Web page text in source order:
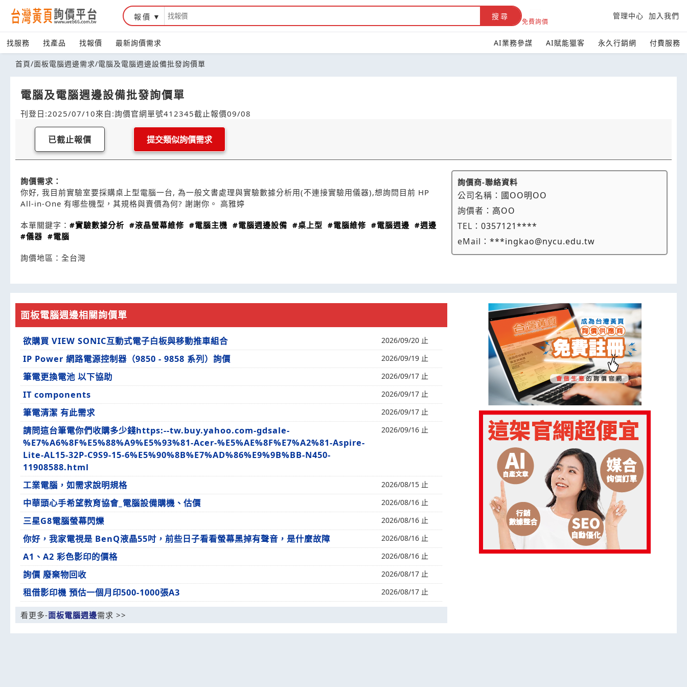
報價 搜尋
免費詢價
管理中心 加入我們
找服務 找產品 找報價 最新詢價需求 AI業務參謀 AI賦能獵客 永久行銷網 付費服務
首頁/面板電腦週邊需求/電腦及電腦週邊設備批發詢價單
電腦及電腦週邊設備批發詢價單
刊登日:2025/07/10來自:詢價官網單號412345截止報價09/08
已截止報價 提交類似詢價需求
詢價需求：
你好, 我目前實驗室要採購桌上型電腦一台, 為一般文書處理與實驗數據分析用(不連接實驗用儀器),想詢問目前 HP
All-in-One 有哪些機型，其規格與賣價為何? 謝謝你。 高雅婷
本單關鍵字： #實驗數據分析 #液晶螢幕維修 #電腦主機 #電腦週邊設備 #桌上型 #電腦維修 #電腦週邊 #週邊
#儀器 #電腦
詢價地區： 全台灣
詢價商-聯絡資料
公司名稱： 國OO明OO
詢價者： 高OO
TEL：0357121****
eMail：***ingkao@nycu.edu.tw
面板電腦週邊相關詢價單
欲購買 VIEW SONIC互動式電子白板與移動推車組合 2026/09/20 止
IP Power 網路電源控制器（9850 - 9858 系列）詢價 2026/09/19 止
筆電更換電池 以下協助 2026/09/17 止
IT components 2026/09/17 止
筆電清潔 有此需求 2026/09/17 止
請問這台筆電你們收購多少錢https:--tw.buy.yahoo.com-gdsale-
%E7%A6%8F%E5%88%A9%E5%93%81-Acer-%E5%AE%8F%E7%A2%81-Aspire-
Lite-AL15-32P-C9S9-15-6%E5%90%8B%E7%AD%86%E9%9B%BB-N450-
11908588.html
2026/09/16 止
工業電腦，如需求說明規格 2026/08/15 止
中華頭心手希望教育協會_電腦設備購機、估價 2026/08/16 止
三星G8電腦螢幕閃爍 2026/08/16 止
你好，我家電視是 BenQ液晶55吋，前些日子看看螢幕黑掉有聲音，是什麼故障 2026/08/16 止
A1、A2 彩色影印的價格 2026/08/16 止
詢價 廢棄物回收 2026/08/17 止
租借影印機 預估一個月印500-1000張A3 2026/08/17 止
看更多-面板電腦週邊需求 >>